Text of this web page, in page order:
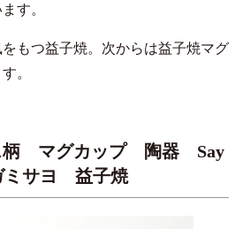
す。
もつ益子焼。次からは益子焼マグ
。
柄 マグカップ 陶器 Say
ミサヨ 益子焼